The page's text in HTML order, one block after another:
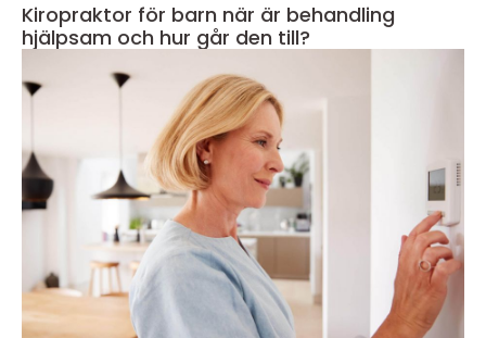
Kiropraktor för barn när är behandling
hjälpsam och hur går den till?